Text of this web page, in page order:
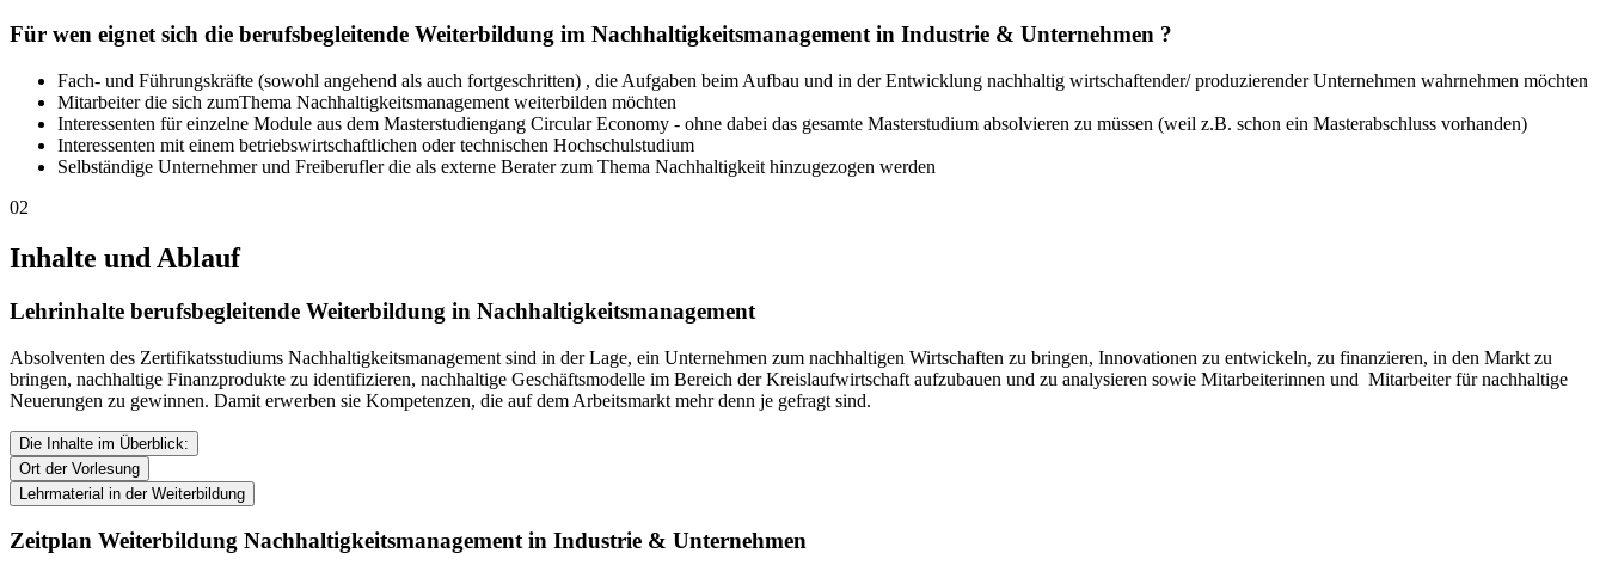
Für wen eignet sich die berufsbegleitende Weiterbildung im Nachhaltigkeitsmanagement in Industrie & Unternehmen ?
Fach- und Führungskräfte (sowohl angehend als auch fortgeschritten) , die Aufgaben beim Aufbau und in der Entwicklung nachhaltig wirtschaftender/ produzierender Unternehmen wahrnehmen möchten
Mitarbeiter die sich zumThema Nachhaltigkeitsmanagement weiterbilden möchten
Interessenten für einzelne Module aus dem Masterstudiengang Circular Economy - ohne dabei das gesamte Masterstudium absolvieren zu müssen (weil z.B. schon ein Masterabschluss vorhanden)
Interessenten mit einem betriebswirtschaftlichen oder technischen Hochschulstudium
Selbständige Unternehmer und Freiberufler die als externe Berater zum Thema Nachhaltigkeit hinzugezogen werden
02
Inhalte und Ablauf
Lehrinhalte berufsbegleitende Weiterbildung in Nachhaltigkeitsmanagement
Absolventen des Zertifikatsstudiums Nachhaltigkeitsmanagement sind in der Lage, ein Unternehmen zum nachhaltigen Wirtschaften zu bringen, Innovationen zu entwickeln, zu finanzieren, in den Markt zu
bringen, nachhaltige Finanzprodukte zu identifizieren, nachhaltige Geschäftsmodelle im Bereich der Kreislaufwirtschaft aufzubauen und zu analysieren sowie Mitarbeiterinnen und Mitarbeiter für nachhaltige
Neuerungen zu gewinnen. Damit erwerben sie Kompetenzen, die auf dem Arbeitsmarkt mehr denn je gefragt sind.
Die Inhalte im Überblick:
Ort der Vorlesung
Lehrmaterial in der Weiterbildung
Zeitplan Weiterbildung Nachhaltigkeitsmanagement in Industrie & Unternehmen